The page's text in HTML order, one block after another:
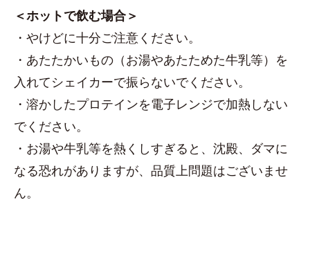
＜ホットで飲む場合＞
・やけどに十分ご注意ください。
・あたたかいもの（お湯やあたためた牛乳等）を
入れてシェイカーで振らないでください。
・溶かしたプロテインを電子レンジで加熱しない
でください。
・お湯や牛乳等を熱くしすぎると、沈殿、ダマに
なる恐れがありますが、品質上問題はございませ
ん。